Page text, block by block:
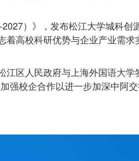
）》，发布松江大学城科创
着高校科研优势与企业产业需求
区人民政府与上海外国语大学
强校企合作以进一步加深中阿